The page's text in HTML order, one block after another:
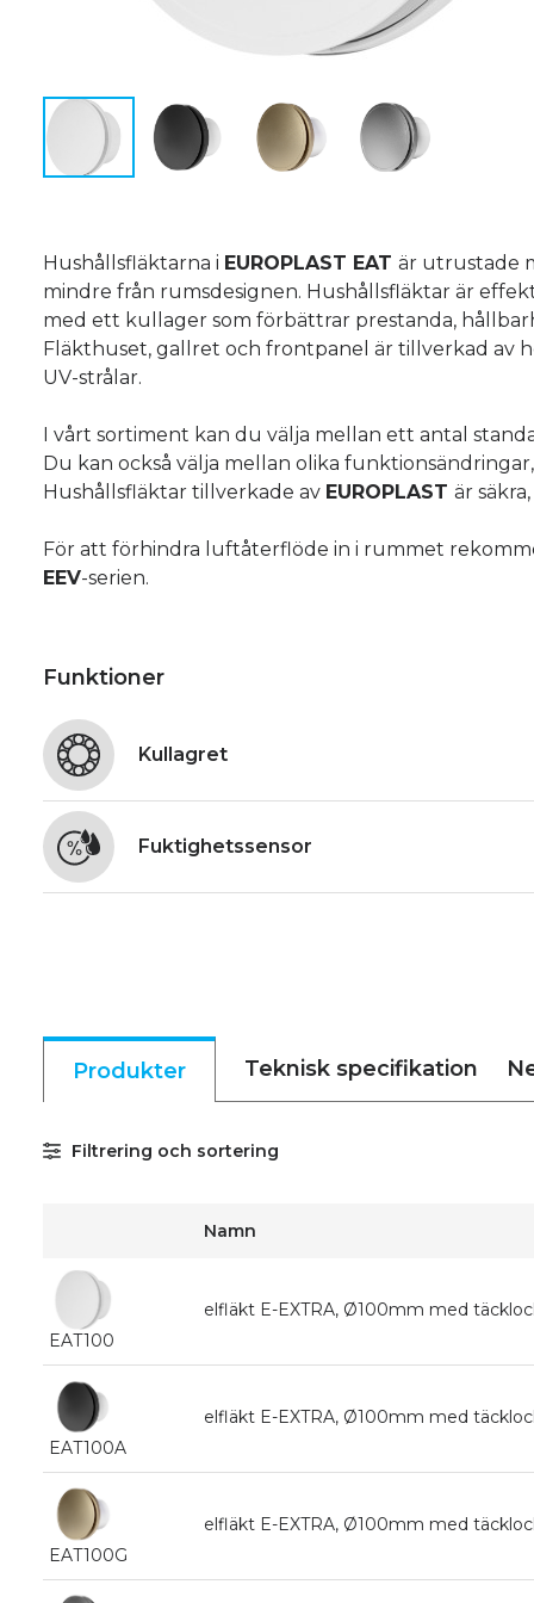
Hushållsfläktarna i EUROPLAST EAT är utrustade
mindre från rumsdesignen. Hushållsfläktar är
med ett kullager som förbättrar prestanda,
Fläkthuset, gallret och frontpanel är tillverkad av
UV-strålar.
I vårt sortiment kan du välja mellan ett antal
Du kan också välja mellan olika
Hushållsfläktar tillverkade av EUROPLAST är
För att förhindra luftåterflöde in i rummet
EEV-serien.
Funktioner
Kullagret
Fuktighetssensor
Produkter Teknisk specifikation
Filtrering och sortering
Namn
EAT100
elfläkt E-EXTRA, Ø100mm med
EAT100A
elfläkt E-EXTRA, Ø100mm med
EAT100G
elfläkt E-EXTRA, Ø100mm med